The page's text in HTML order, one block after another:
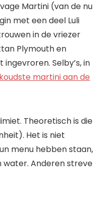
Martini (van de nu
met een deel Luli
in de vriezer
Plymouth en
Selby’s, in
martini aan de
Theoretisch is die
Het is niet
menu hebben staan,
water. Anderen